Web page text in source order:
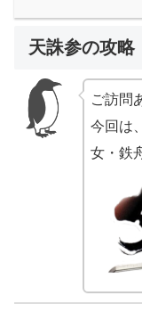
天誅参の攻略
ご訪問
今回は
女・鉄